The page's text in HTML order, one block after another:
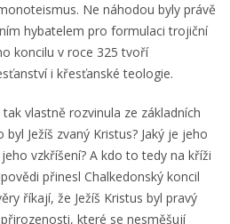
Ne náhodou byly právě
hybatelem pro formulaci trojiční
koncilu v roce 325 tvoří
i křesťanské teologie.
vlastně rozvinula ze základních
Ježíš zvaný Kristus? Jaký je jeho
vzkříšení? A kdo to tedy na kříži
přinesl Chalkedonský koncil
říkají, že Ježíš Kristus byl pravý
které se nesměšují